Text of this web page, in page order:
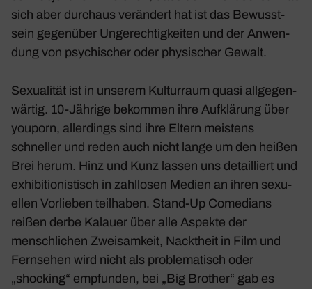
sich aber durchaus verän­dert hat ist das Bewusst­
sein gegen­über Unge­rech­tig­keiten und der Anwen­
dung von psychi­scher oder physi­scher Gewalt.
Sexua­lität ist in unserem Kultur­raum quasi allge­gen­
wärtig. 10-Jährige bekommen ihre Aufklä­rung über
youporn, aller­dings sind ihre Eltern meis­tens
schneller und reden auch nicht lange um den heißen
Brei herum. Hinz und Kunz lassen uns detail­liert und
exhi­bi­tio­nis­tisch in zahl­losen Medien an ihren sexu­
ellen Vorlieben teil­haben. Stand-Up Come­dians
reißen derbe Kalauer über alle Aspekte der
mensch­li­chen Zwei­sam­keit, Nackt­heit in Film und
Fern­sehen wird nicht als proble­ma­tisch oder
„shocking“ empfunden, bei „Big Brother“ gab es